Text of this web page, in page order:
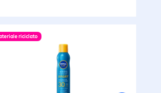
riciclato